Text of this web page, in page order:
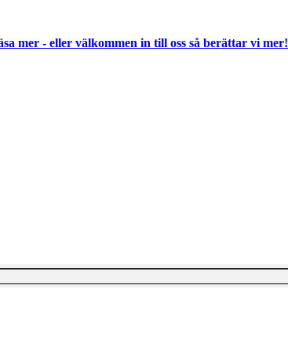
mer - eller välkommen in till oss så berättar vi mer!